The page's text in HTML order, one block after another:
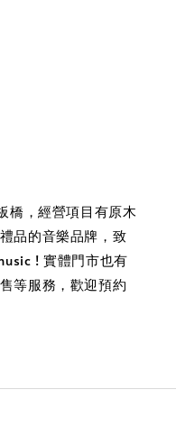
橋，經營項目有原木
品的音樂品牌，致
! 實體門市也有
等服務，歡迎預約